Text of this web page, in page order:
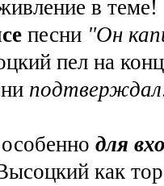
в теме!
песни "Он
пел на
подтверждал
для
как